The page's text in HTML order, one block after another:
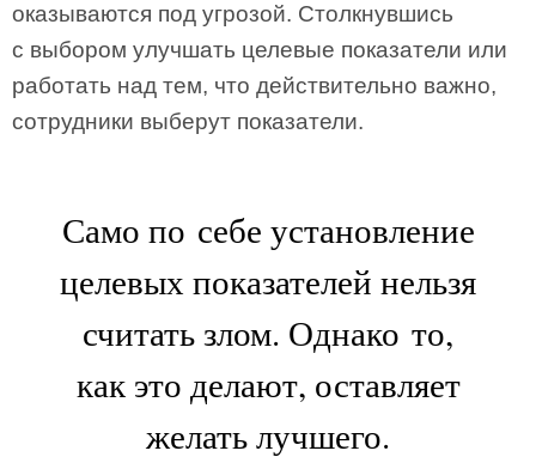
оказываются под угрозой. Столкнувшись
с выбором улучшать целевые показатели или
работать над тем, что действительно важно,
сотрудники выберут показатели.
Само по себе установление
целевых показателей нельзя
считать злом. Однако то,
как это делают, оставляет
желать лучшего.